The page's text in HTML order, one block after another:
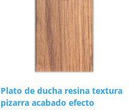
Plato de ducha resina textura
pizarra acabado efecto